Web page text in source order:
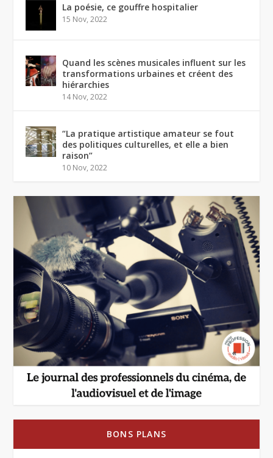
La poésie, ce gouffre hospitalier
15 Nov, 2022
Quand les scènes musicales influent sur les
transformations urbaines et créent des
hiérarchies
14 Nov, 2022
“La pratique artistique amateur se fout
des politiques culturelles, et elle a bien
raison”
10 Nov, 2022
BONS PLANS